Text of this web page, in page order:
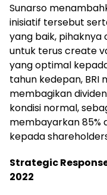
Sunarso
inisiatif tersebut
yang baik, pihaknya
untuk terus create
yang optimal
tahun kedepan, BRI
membagikan
kondisi normal,
membayarkan 85%
kepada
Strategic
2022